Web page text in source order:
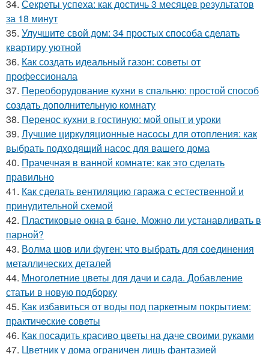
34. Секреты успеха: как достичь 3 месяцев результатов
за 18 минут
35. Улучшите свой дом: 34 простых способа сделать
квартиру уютной
36. Как создать идеальный газон: советы от
профессионала
37. Переоборудование кухни в спальню: простой способ
создать дополнительную комнату
38. Перенос кухни в гостиную: мой опыт и уроки
39. Лучшие циркуляционные насосы для отопления: как
выбрать подходящий насос для вашего дома
40. Прачечная в ванной комнате: как это сделать
правильно
41. Как сделать вентиляцию гаража с естественной и
принудительной схемой
42. Пластиковые окна в бане. Можно ли устанавливать в
парной?
43. Волма шов или фуген: что выбрать для соединения
металлических деталей
44. Многолетние цветы для дачи и сада. Добавление
статьи в новую подборку
45. Как избавиться от воды под паркетным покрытием:
практические советы
46. Как посадить красиво цветы на даче своими руками
47. Цветник у дома ограничен лишь фантазией